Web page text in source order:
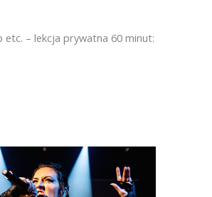
etc. – lekcja prywatna 60 minut: